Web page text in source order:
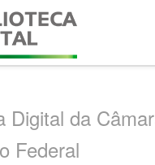
Digital da
Federal